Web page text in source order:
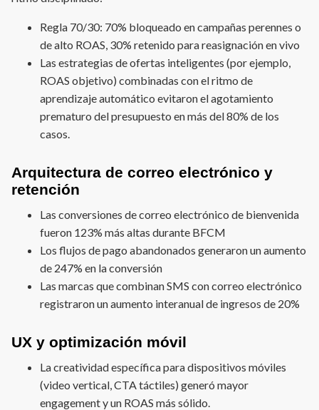
Regla 70/30: 70% bloqueado en campañas perennes o
de alto ROAS, 30% retenido para reasignación en vivo
Las estrategias de ofertas inteligentes (por ejemplo,
ROAS objetivo) combinadas con el ritmo de
aprendizaje automático evitaron el agotamiento
prematuro del presupuesto en más del 80% de los
casos.
Arquitectura de correo electrónico y
retención
Las conversiones de correo electrónico de bienvenida
fueron 123% más altas durante BFCM
Los flujos de pago abandonados generaron un aumento
de 247% en la conversión
Las marcas que combinan SMS con correo electrónico
registraron un aumento interanual de ingresos de 20%
UX y optimización móvil
La creatividad específica para dispositivos móviles
(video vertical, CTA táctiles) generó mayor
engagement y un ROAS más sólido.